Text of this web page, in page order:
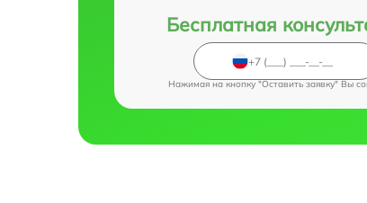
Бесплатная
Нажимая на кнопку "Оставить заявку" Вы